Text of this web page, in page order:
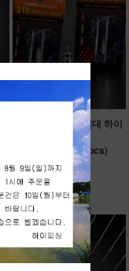
HF-1865 신형 4세대 하이
브리드
배터리 316 (2pcs)
2,500원
20원 적립